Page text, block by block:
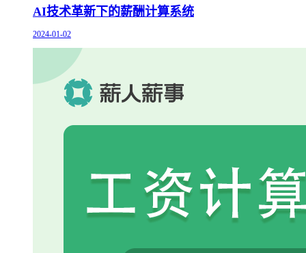
AI技术革新下的薪酬计算系统
2024-01-02